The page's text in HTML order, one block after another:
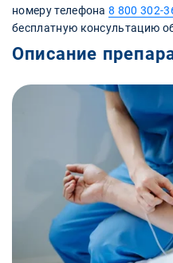
номеру телефона8 800 302-
бесплатную консультацию
Описание